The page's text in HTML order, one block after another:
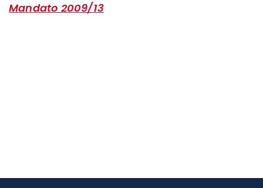
Mandato 2009/13